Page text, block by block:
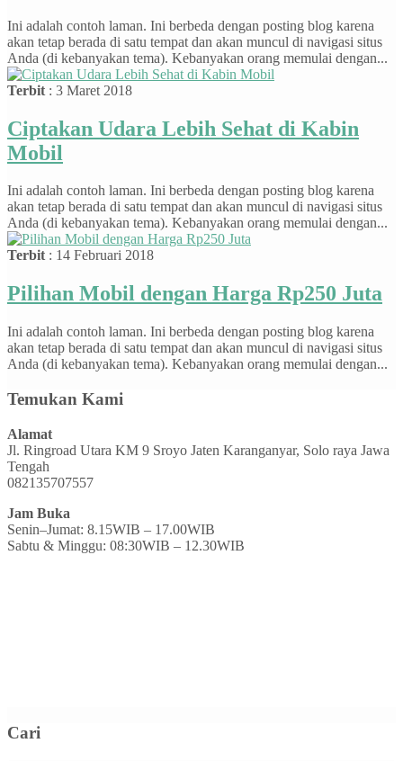
Ini adalah contoh laman. Ini berbeda dengan posting blog karena
akan tetap berada di satu tempat dan akan muncul di navigasi situs
Anda (di kebanyakan tema). Kebanyakan orang memulai dengan...
Terbit : 3 Maret 2018
Ciptakan Udara Lebih Sehat di Kabin
Mobil
Ini adalah contoh laman. Ini berbeda dengan posting blog karena
akan tetap berada di satu tempat dan akan muncul di navigasi situs
Anda (di kebanyakan tema). Kebanyakan orang memulai dengan...
Terbit: 14 Februari 2018
Pilihan Mobil dengan Harga Rp250 Juta
Ini adalah contoh laman. Ini berbeda dengan posting blog karena
akan tetap berada di satu tempat dan akan muncul di navigasi situs
Anda (di kebanyakan tema). Kebanyakan orang memulai dengan...
Temukan Kami
Alamat
Jl. Ringroad Utara KM 9 Sroyo Jaten Karanganyar, Solo raya Jawa
Tengah
082135707557
Jam Buka
Senin–Jumat: 8.15WIB – 17.00WIB
Sabtu & Minggu: 08:30WIB – 12.30WIB
Cari